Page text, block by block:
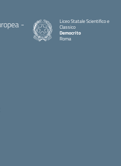
Liceo Statale Scientifico e
Classico
Democrito
Roma